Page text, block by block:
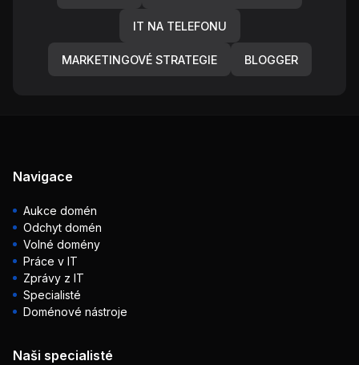
IT NA TELEFONU
MARKETINGOVÉ STRATEGIE BLOGGER
Navigace
Aukce domén
Odchyt domén
Volné domény
Práce v IT
Zprávy z IT
Specialisté
Doménové nástroje
Naši specialisté